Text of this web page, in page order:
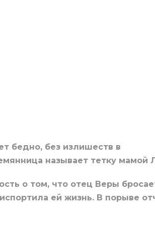
бедно, без излишеств в
называет тетку мамой
о том, что отец Веры
ей жизнь. В порыве